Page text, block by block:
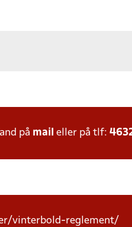
på mail eller på tlf:
vinterbold-reglement/